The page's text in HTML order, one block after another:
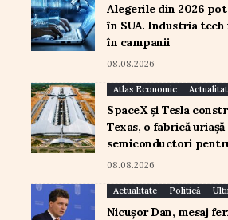
Alegerile din 2026
în SUA. Industria
în campanii
08.08.2026
Atlas Economic
SpaceX și Tesla
Texas, o fabrică uriașă
semiconductori
08.08.2026
Actualitate Politică
Nicușor Dan, mesaj